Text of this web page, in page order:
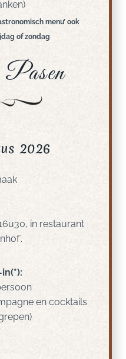
menu’ ook
of zondag
2026
in restaurant
en cocktails